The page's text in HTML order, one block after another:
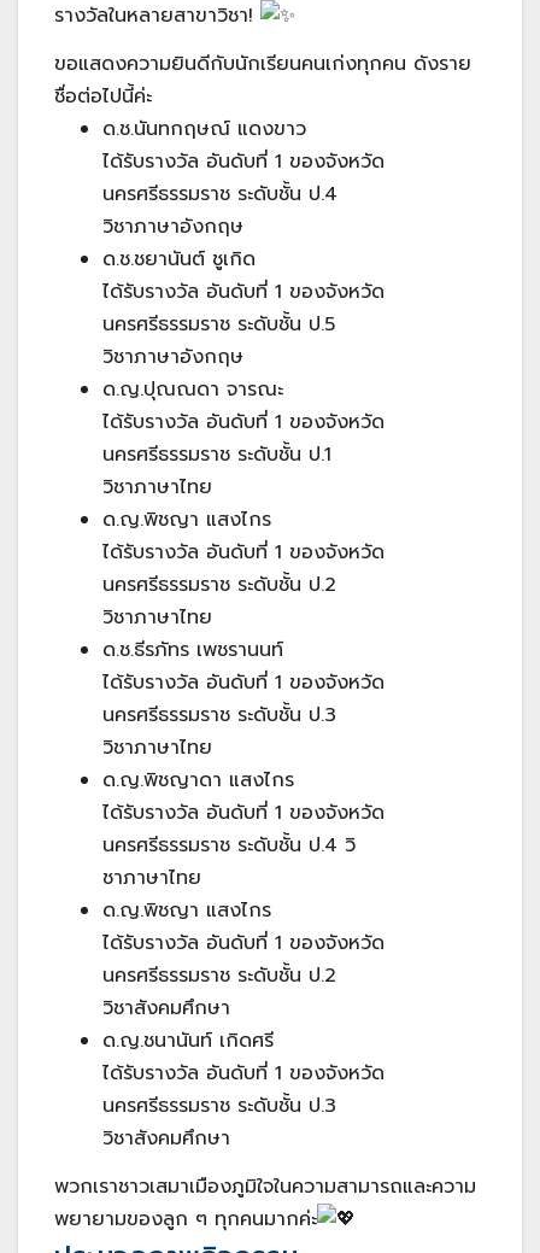
รางวัลในหลายสาขาวิชา!
ขอแสดงความยินดีกับนักเรียนคนเก่งทุกคน ดังราย
ชื่อต่อไปนี้ค่ะ
ด.ช.นันทกฤษณ์ แดงขาว
ได้รับรางวัล อันดับที่ 1 ของจังหวัด
นครศรีธรรมราช ระดับชั้น ป.4
วิชาภาษาอังกฤษ
ด.ช.ชยานันต์ ชูเกิด
ได้รับรางวัล อันดับที่ 1 ของจังหวัด
นครศรีธรรมราช ระดับชั้น ป.5
วิชาภาษาอังกฤษ
ด.ญ.ปุณณดา จารณะ
ได้รับรางวัล อันดับที่ 1 ของจังหวัด
นครศรีธรรมราช ระดับชั้น ป.1
วิชาภาษาไทย
ด.ญ.พิชญา แสงไกร
ได้รับรางวัล อันดับที่ 1 ของจังหวัด
นครศรีธรรมราช ระดับชั้น ป.2
วิชาภาษาไทย
ด.ช.ธีรภัทร เพชรานนท์
ได้รับรางวัล อันดับที่ 1 ของจังหวัด
นครศรีธรรมราช ระดับชั้น ป.3
วิชาภาษาไทย
ด.ญ.พิชญาดา แสงไกร
ได้รับรางวัล อันดับที่ 1 ของจังหวัด
นครศรีธรรมราช ระดับชั้น ป.4 วิ
ชาภาษาไทย
ด.ญ.พิชญา แสงไกร
ได้รับรางวัล อันดับที่ 1 ของจังหวัด
นครศรีธรรมราช ระดับชั้น ป.2
วิชาสังคมศึกษา
ด.ญ.ชนานันท์ เกิดศรี
ได้รับรางวัล อันดับที่ 1 ของจังหวัด
นครศรีธรรมราช ระดับชั้น ป.3
วิชาสังคมศึกษา
พวกเราชาวเสมาเมืองภูมิใจในความสามารถและความ
พยายามของลูก ๆ ทุกคนมากค่ะ